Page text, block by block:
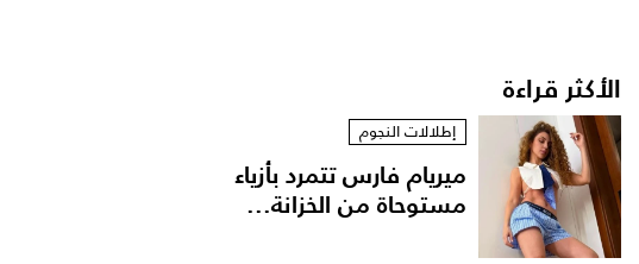
الأكثر قراءة
إطلالات النجوم
ميريام فارس تتمرد بأزياء
مستوحاة من الخزانة...